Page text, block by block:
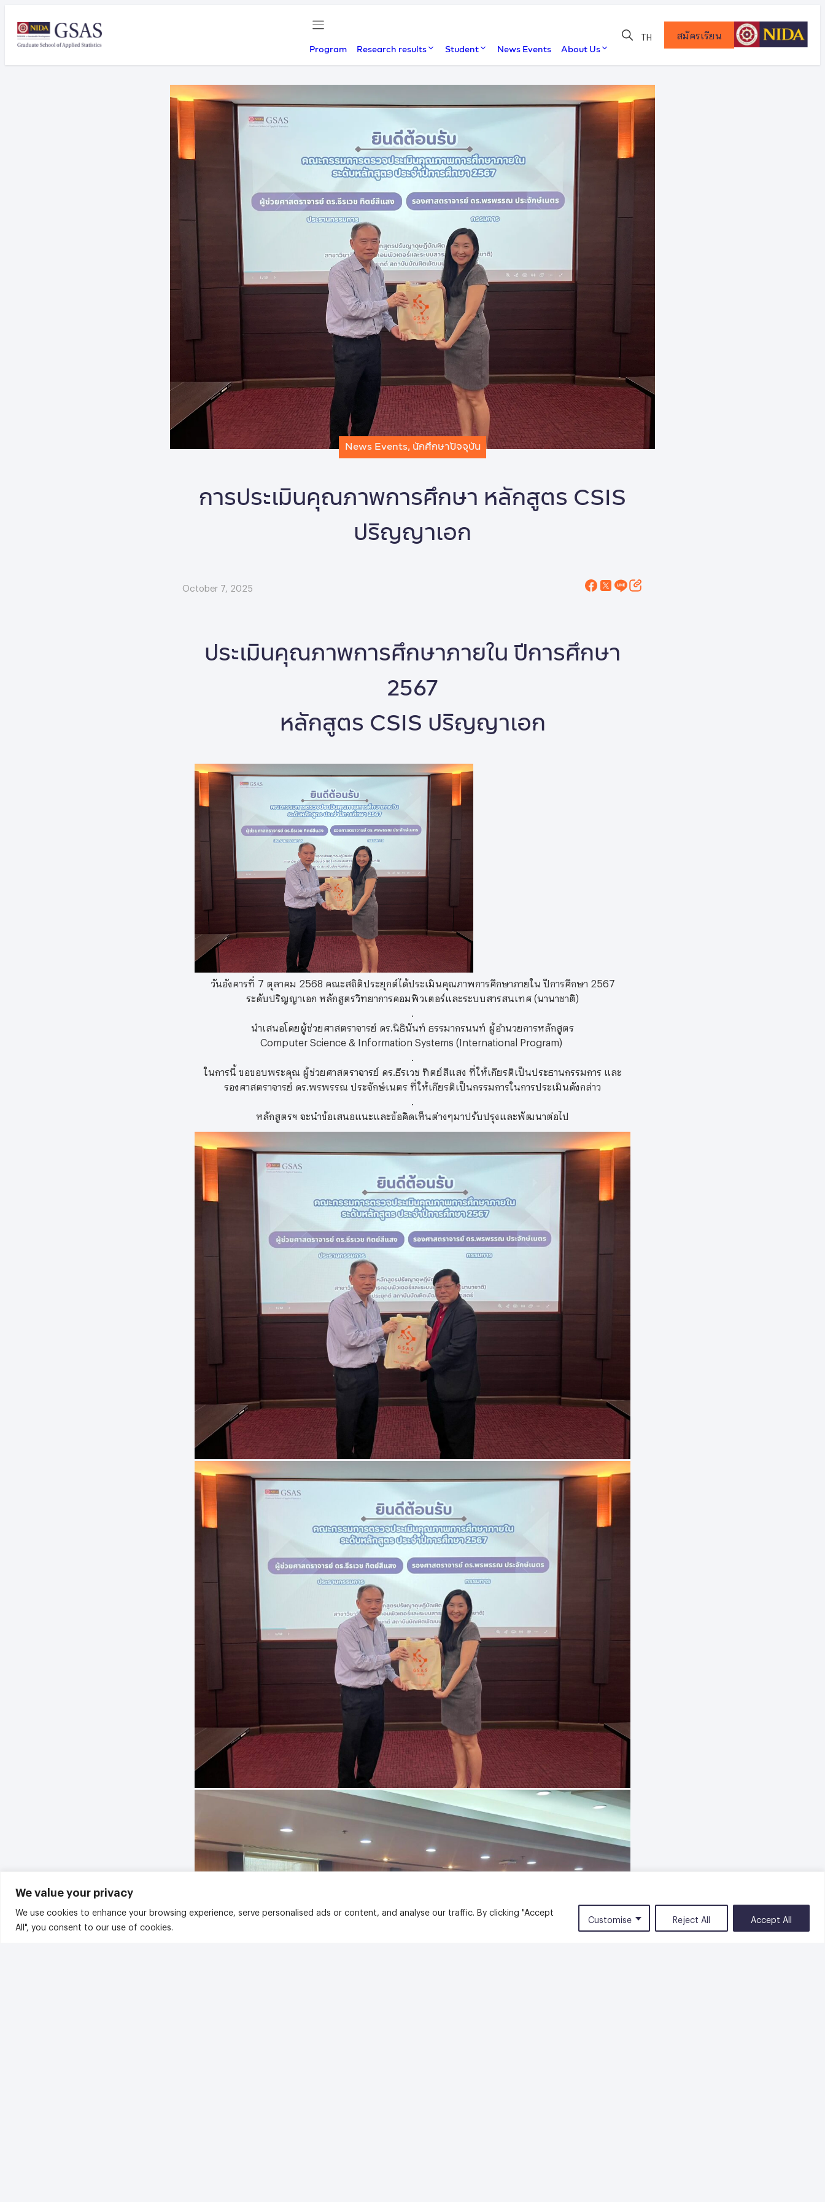
We value your privacy
We use cookies to enhance your browsing experience, serve personalised ads or content, and analyse our traffic. By clicking "Accept
All", you consent to our use of cookies.
Customise Reject All Accept All
Program Research results Student News Events About Us
TH สมัครเรียน
News Events, นักศึกษาปัจจุบัน
การประเมินคุณภาพการศึกษา หลักสูตร CSIS
ปริญญาเอก
October 7, 2025
ประเมินคุณภาพการศึกษาภายใน ปีการศึกษา
2567
หลักสูตร CSIS ปริญญาเอก
วันอังคารที่ 7 ตุลาคม 2568 คณะสถิติประยุกต์ได้ประเมินคุณภาพการศึกษาภายใน ปีการศึกษา 2567
ระดับปริญญาเอก หลักสูตรวิทยาการคอมพิวเตอร์และระบบสารสนเทศ (นานาชาติ)
.
นำเสนอโดยผู้ช่วยศาสตราจารย์ ดร.นิธินันท์ ธรรมากรนนท์ ผู้อำนวยการหลักสูตร
Computer Science & Information Systems (International Program)
ผู้ช่วยศาสตราจารย์ ดร.ธีรเวช ทิตย์สีแสง
รองศาสตราจารย์ ดร.พรพรรณ ประจักษ์เนตรที่ให้เกียรติเป็นกรรมการในการประเมินดังกล่าว
.
หลักสูตรฯ จะนำข้อเสนอแนะและข้อคิดเห็นต่างๆมาปรับปรุงและพัฒนาต่อไป